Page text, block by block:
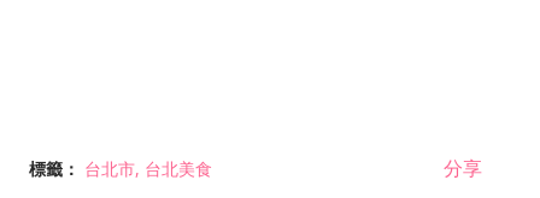
標籤： 台北市 台北美食 分享